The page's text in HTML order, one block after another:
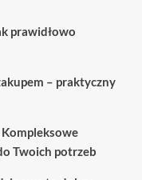
prawidłowo
– praktyczny
Twoich potrzeb